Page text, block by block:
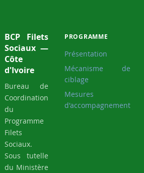
BCP Filets
Sociaux —
Côte
d'Ivoire
Bureau de
Coordination
du
Programme
Filets
Sociaux.
Sous tutelle
du Ministère
PROGRAMME
Présentation
Mécanisme de
ciblage
Mesures
d'accompagnement